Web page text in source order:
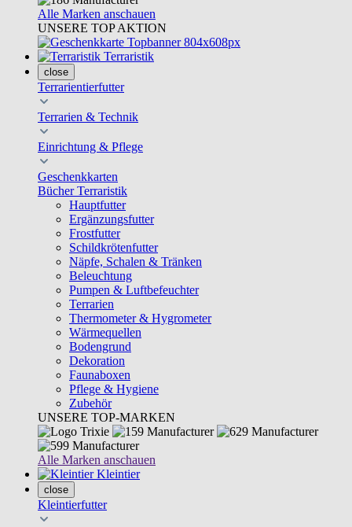
Alle Marken anschauen
UNSERE TOP AKTION
Terraristik
close
Terrarientierfutter
Terrarien & Technik
Einrichtung & Pflege
Geschenkkarten
Bücher Terraristik
Hauptfutter
Ergänzungsfutter
Frostfutter
Schildkrötenfutter
Näpfe, Schalen & Tränken
Beleuchtung
Pumpen & Luftbefeuchter
Terrarien
Thermometer & Hygrometer
Wärmequellen
Bodengrund
Dekoration
Faunaboxen
Pflege & Hygiene
Zubehör
UNSERE TOP-MARKEN
Alle Marken anschauen
Kleintier
close
Kleintierfutter